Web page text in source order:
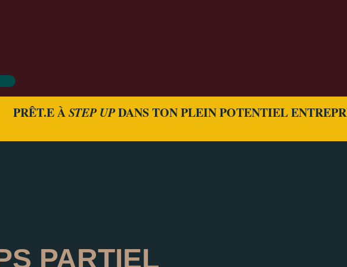
PRÊT.E ÀSTEP UPDANS TON PLEIN POTENTIEL
PARTIEL